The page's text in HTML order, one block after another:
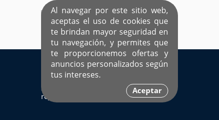
Al navegar por este sitio web,
aceptas el uso de cookies que
te brindan mayor seguridad en
tu navegación, y permites que
te proporcionemos ofertas y
anuncios personalizados según
tus intereses.
Aceptar
EL ÚNICO SITIO DEDICADO A SOLTEROS
HISPANOS COMO TÚ
Ingresa aquí
Sí ya estás
registrado